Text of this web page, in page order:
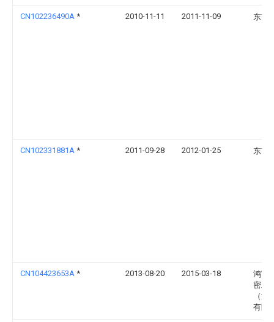
CN102236490A * 2010-11-11 2011-11-09 东南
CN102331881A * 2011-09-28 2012-01-25 东南
CN104423653A * 2013-08-20 2015-03-18
鸿富
密工
（深
有限